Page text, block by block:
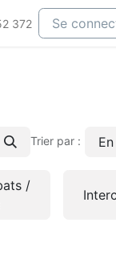
372 Se
Trier par :
/